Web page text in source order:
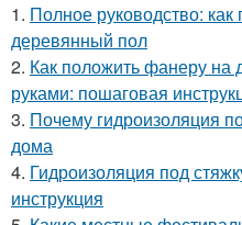
1. Полное руководство:
деревянный пол
2. Как положить фанеру
руками: пошаговая
3. Почему гидроизоляция
дома
4. Гидроизоляция под
инструкция